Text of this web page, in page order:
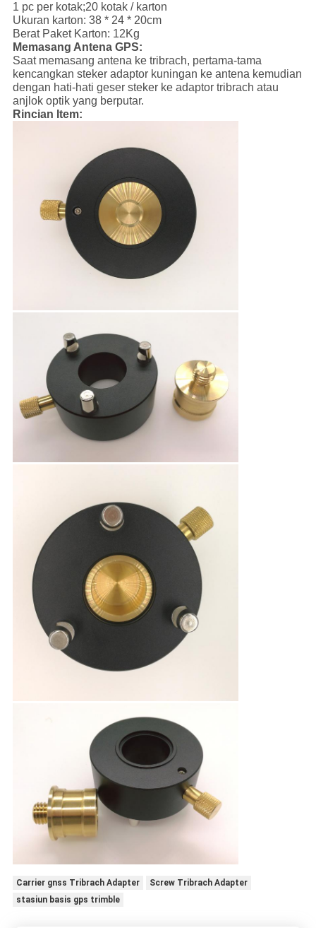
1 pc per kotak;20 kotak / karton
Ukuran karton: 38 * 24 * 20cm
Berat Paket Karton: 12Kg
Memasang Antena GPS:
Saat memasang antena ke tribrach, pertama-tama
kencangkan steker adaptor kuningan ke antena kemudian
dengan hati-hati geser steker ke adaptor tribrach atau
anjlok optik yang berputar.
Rincian Item:
Carrier gnss Tribrach Adapter
Screw Tribrach Adapter
stasiun basis gps trimble